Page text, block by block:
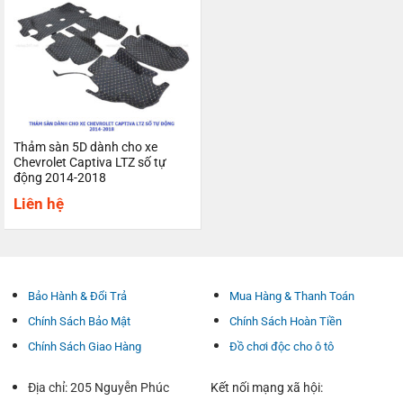
Thảm sàn 5D dành cho xe
Chevrolet Captiva LTZ số tự
động 2014-2018
Liên hệ
Bảo Hành & Đổi Trả
Chính Sách Bảo Mật
Chính Sách Giao Hàng
Mua Hàng & Thanh Toán
Chính Sách Hoàn Tiền
Đồ chơi độc cho ô tô
Địa chỉ: 205 Nguyễn Phúc Kết nối mạng xã hội: